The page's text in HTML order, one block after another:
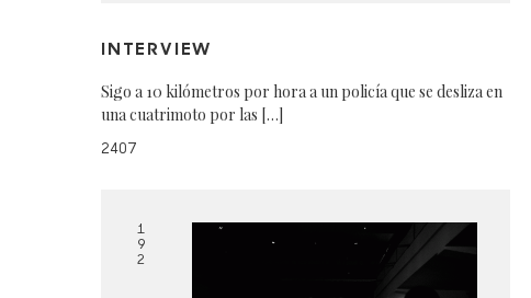
INTERVIEW
Sigo a 10 kilómetros por hora a un policía que se desliza en
una cuatrimoto por las […]
2407
1
9
2